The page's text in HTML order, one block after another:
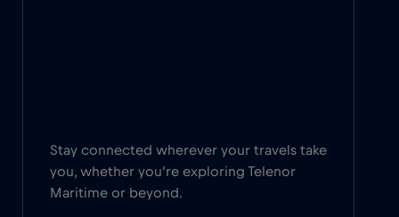
Stay connected wherever your travels take
you, whether you’re exploring Telenor
Maritime or beyond.